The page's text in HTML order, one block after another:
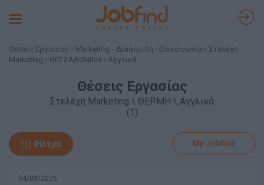
Toggle
Θέσεις Εργασίας Marketing - Διαφήμιση - Επικοινωνία
Στελέχη
Marketing
ΘΕΣΣΑΛΟΝΙΚΗ Αγγλικά
Θέσεις Εργασίας
Στελέχη Marketing \ ΘΕΡΜΗ \ Αγγλικά
(1)
Φίλτρα My Jobfind
04/08/2026